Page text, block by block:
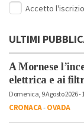
Accetto
ULTIMI
A Mornese
elettrica e ai
Domenica, 9 Agosto 2026 -
CRONACA-OVADA